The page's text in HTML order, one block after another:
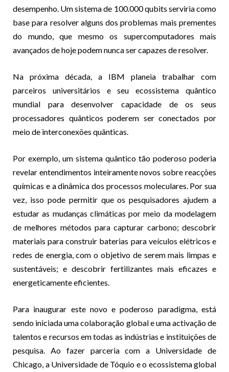
desempenho. Um sistema de 100.000 qubits serviria como
base para resolver alguns dos problemas mais prementes
do mundo, que mesmo os supercomputadores mais
avançados de hoje podem nunca ser capazes de resolver.
Na próxima década, a IBM planeia trabalhar com
parceiros universitários e seu ecossistema quântico
mundial para desenvolver capacidade de os seus
processadores quânticos poderem ser conectados por
meio de interconexões quânticas.
Por exemplo, um sistema quântico tão poderoso poderia
revelar entendimentos inteiramente novos sobre reacções
químicas e a dinâmica dos processos moleculares. Por sua
vez, isso pode permitir que os pesquisadores ajudem a
estudar as mudanças climáticas por meio da modelagem
de melhores métodos para capturar carbono; descobrir
materiais para construir baterias para veículos elétricos e
redes de energia, com o objetivo de serem mais limpas e
sustentáveis; e descobrir fertilizantes mais eficazes e
energeticamente eficientes.
Para inaugurar este novo e poderoso paradigma, está
sendo iniciada uma colaboração global e uma activação de
talentos e recursos em todas as indústrias e instituições de
pesquisa. Ao fazer parceria com a Universidade de
Chicago, a Universidade de Tóquio e o ecossistema global